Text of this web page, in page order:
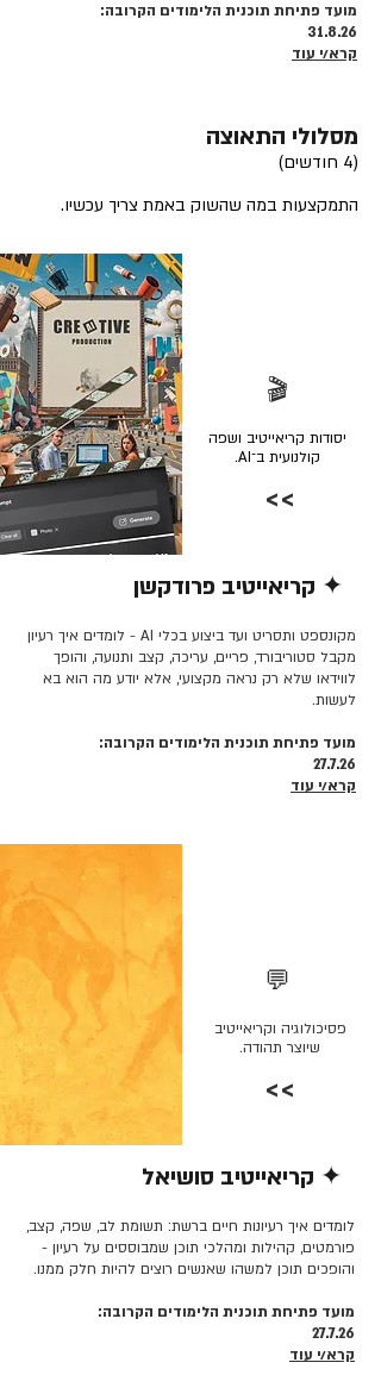
מועד פתיחת תוכנית הלימודים הקרובה:
31.8.26
קרא/י עוד
מסלולי התאוצה
(4 חודשים)
התמקצעות במה שהשוק באמת צריך עכשיו.
🎬
יסודות קריאייטיב ושפה
קולנועית ב־AI.
>>
✦ קריאייטיב פרודקשן
מקונספט ותסריט ועד ביצוע בכלי AI - לומדים איך רעיון
מקבל סטוריבורד, פריים, עריכה, קצב ותנועה, והופך
לווידאו שלא רק נראה מקצועי, אלא יודע מה הוא בא
לעשות.
מועד פתיחת תוכנית הלימודים הקרובה:
27.7.26
קרא/י עוד
💬
פסיכולוגיה וקריאייטיב
שיוצר תהודה.
>>
✦ קריאייטיב סושיאל
לומדים איך רעיונות חיים ברשת: תשומת לב, שפה, קצב,
פורמטים, קהילות ומהלכי תוכן שמבוססים על רעיון -
והופכים תוכן למשהו שאנשים רוצים להיות חלק ממנו.
מועד פתיחת תוכנית הלימודים הקרובה:
27.7.26
קרא/י עוד